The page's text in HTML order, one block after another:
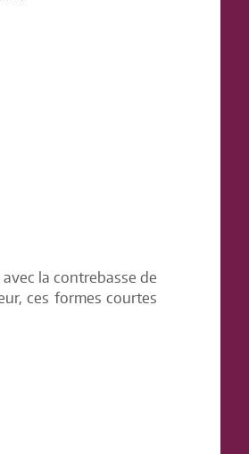
la contrebasse de
ces formes courtes